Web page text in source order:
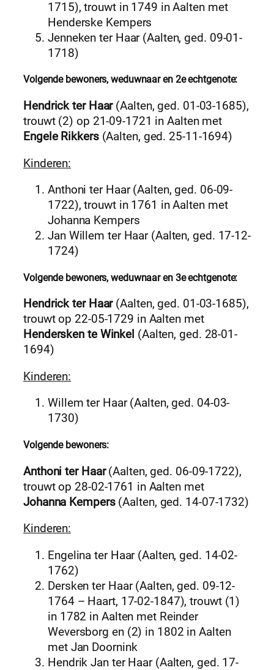
1715), trouwt in 1749 in Aalten met
Henderske Kempers
Jenneken ter Haar (Aalten, ged. 09-01-
1718)
Volgende bewoners, weduwnaar en 2e echtgenote:
Hendrick ter Haar(Aalten, ged. 01-03-1685),
trouwt (2) op 21-09-1721 in Aalten met
Engele Rikkers(Aalten, ged. 25-11-1694)
Kinderen:
Anthoni ter Haar (Aalten, ged. 06-09-
1722), trouwt in 1761 in Aalten met
Johanna Kempers
Jan Willem ter Haar (Aalten, ged. 17-12-
1724)
Volgende bewoners, weduwnaar en 3e echtgenote:
Hendrick ter Haar(Aalten, ged. 01-03-1685),
trouwt op 22-05-1729 in Aalten met
Hendersken te Winkel (Aalten, ged. 28-01-
1694)
Kinderen:
Willem ter Haar (Aalten, ged. 04-03-
1730)
Volgende bewoners:
Anthoni ter Haar(Aalten, ged. 06-09-1722),
trouwt op 28-02-1761 in Aalten met
Johanna Kempers(Aalten, ged. 14-07-1732)
Kinderen:
Engelina ter Haar (Aalten, ged. 14-02-
1762)
Dersken ter Haar (Aalten, ged. 09-12-
1764 – Haart, 17-02-1847), trouwt (1)
in 1782 in Aalten met Reinder
Weversborg en (2) in 1802 in Aalten
met Jan Doornink
Hendrik Jan ter Haar (Aalten, ged. 17-